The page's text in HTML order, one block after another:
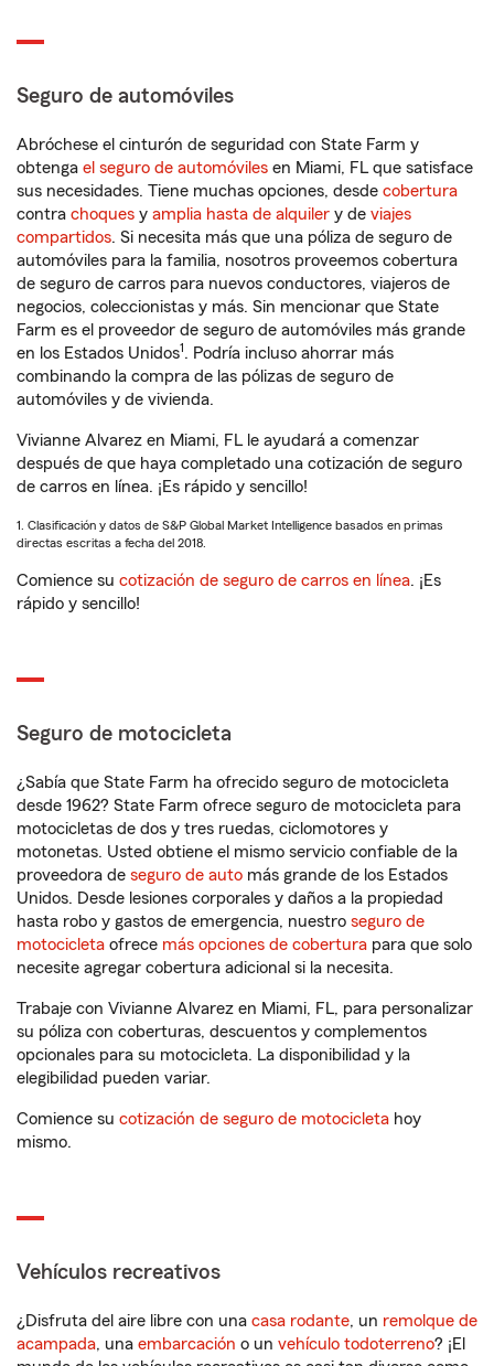
Seguro de automóviles
Abróchese el cinturón de seguridad con State Farm y
obtenga el seguro de automóviles en Miami, FL que satisface
sus necesidades. Tiene muchas opciones, desde cobertura
contra choques y amplia hasta de alquiler y de viajes
compartidos. Si necesita más que una póliza de seguro de
automóviles para la familia, nosotros proveemos cobertura
de seguro de carros para nuevos conductores, viajeros de
negocios, coleccionistas y más. Sin mencionar que State
Farm es el proveedor de seguro de automóviles más grande
en los Estados Unidos1. Podría incluso ahorrar más
combinando la compra de las pólizas de seguro de
automóviles y de vivienda.
Vivianne Alvarez en Miami, FL le ayudará a comenzar
después de que haya completado una cotización de seguro
de carros en línea. ¡Es rápido y sencillo!
1. Clasificación y datos de S&P Global Market Intelligence basados en primas
directas escritas a fecha del 2018.
Comience su cotización de seguro de carros en línea. ¡Es
rápido y sencillo!
Seguro de motocicleta
¿Sabía que State Farm ha ofrecido seguro de motocicleta
desde 1962? State Farm ofrece seguro de motocicleta para
motocicletas de dos y tres ruedas, ciclomotores y
motonetas. Usted obtiene el mismo servicio confiable de la
proveedora de seguro de auto más grande de los Estados
Unidos. Desde lesiones corporales y daños a la propiedad
hasta robo y gastos de emergencia, nuestro seguro de
motocicleta ofrece más opciones de cobertura para que solo
necesite agregar cobertura adicional si la necesita.
Trabaje con Vivianne Alvarez en Miami, FL, para personalizar
su póliza con coberturas, descuentos y complementos
opcionales para su motocicleta. La disponibilidad y la
elegibilidad pueden variar.
Comience su cotización de seguro de motocicleta hoy
mismo.
Vehículos recreativos
¿Disfruta del aire libre con una casa rodante, un remolque de
acampada, una embarcación o un vehículo todoterreno? ¡El